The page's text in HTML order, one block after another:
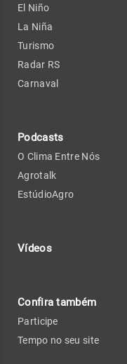
El Niño
La Niña
Turismo
Radar RS
Carnaval
Podcasts
O Clima Entre Nós
Agrotalk
EstúdioAgro
Vídeos
Confira também
Participe
Tempo no seu site